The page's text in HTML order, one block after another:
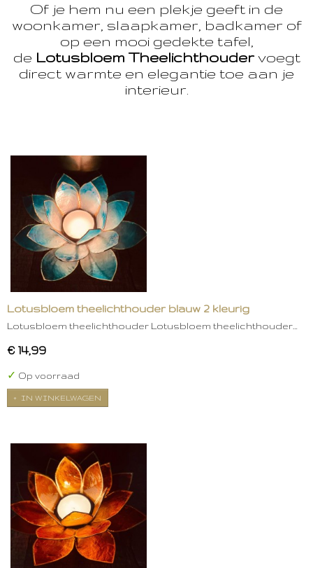
Of je hem nu een plekje geeft in de
woonkamer, slaapkamer, badkamer of
op een mooi gedekte tafel,
de Lotusbloem Theelichthoudervoegt
direct warmte en elegantie toe aan je
interieur.
Lotusbloem theelichthouder blauw 2 kleurig
Lotusbloem theelichthouder Lotusbloem theelichthouder…
€ 14,99
✓ Op voorraad
IN WINKELWAGEN